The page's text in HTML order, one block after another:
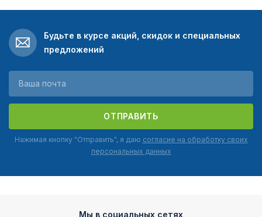
Будьте в курсе акций, скидок и специальных
предложений
ОТПРАВИТЬ
Нажимая кнопку "Отправить", я даю согласие на обработку своих
персональных данных
Мы в социальных сетях